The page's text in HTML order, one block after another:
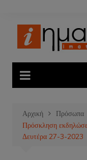
περιεχόμενο
Αρχική
Πρόσωπα
Πρόσκληση
Δευτέρα 27-3-2023